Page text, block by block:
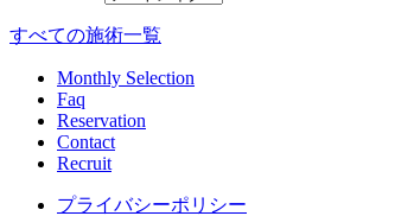
すべての施術一覧
Monthly Selection
Faq
Reservation
Contact
Recruit
プライバシーポリシー